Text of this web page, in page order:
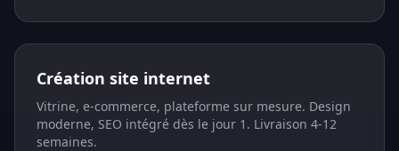
Création site internet
Vitrine, e-commerce, plateforme sur mesure. Design
moderne, SEO intégré dès le jour 1. Livraison 4-12
semaines.